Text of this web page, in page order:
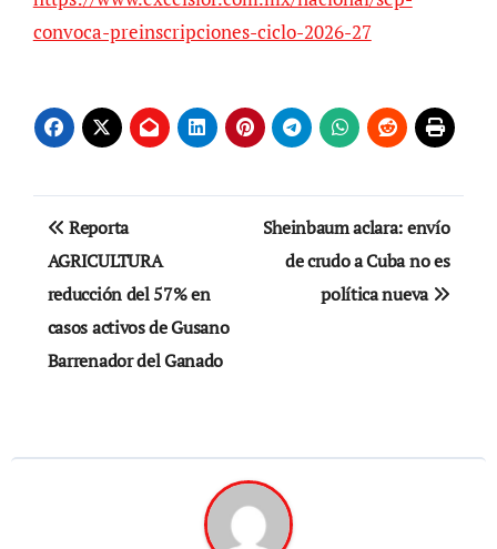
convoca-preinscripciones-ciclo-2026-27
Navegación
de
entradas
Reporta
AGRICULTURA
reducción del 57% en
casos activos de Gusano
Barrenador del Ganado
Sheinbaum aclara: envío
de crudo a Cuba no es
política nueva